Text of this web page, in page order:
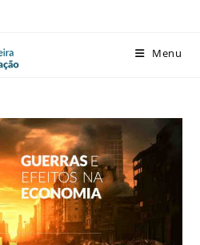
Menu